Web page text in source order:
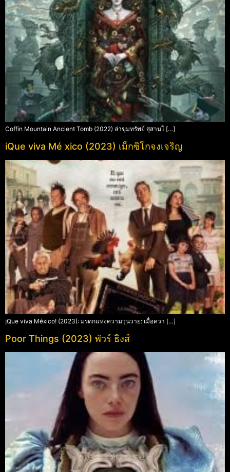
Coffin Mountain Ancient Tomb (2022) ล่าขุมทรัพย์ สุสานโ […]
iQue viva Mé xico (2023) เม็กซิโกจงเจริญ
¡Que viva México! (2023): มรดกแห่งความวุ่นวาย: เมื่อควา […]
Poor Things (2023) พัวร์ ธิงส์